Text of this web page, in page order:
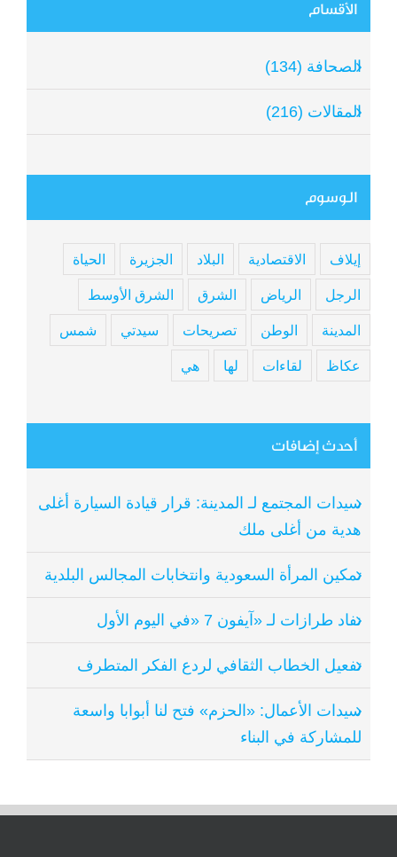
الأقسام
الصحافة (134)
المقالات (216)
الوسوم
إيلاف الاقتصادية البلاد الجزيرة الحياة
الرجل الرياض الشرق الشرق الأوسط
المدينة الوطن تصريحات سيدتي شمس
عكاظ لقاءات لها هي
أحدث إضافات
سيدات المجتمع لـ المدينة: قرار قيادة السيارة أغلى
هدية من أغلى ملك
تمكين المرأة السعودية وانتخابات المجالس البلدية
نفاد طرازات لـ «آيفون 7 «في اليوم الأول
تفعيل الخطاب الثقافي لردع الفكر المتطرف
سيدات الأعمال: «الحزم» فتح لنا أبوابا واسعة
للمشاركة في البناء